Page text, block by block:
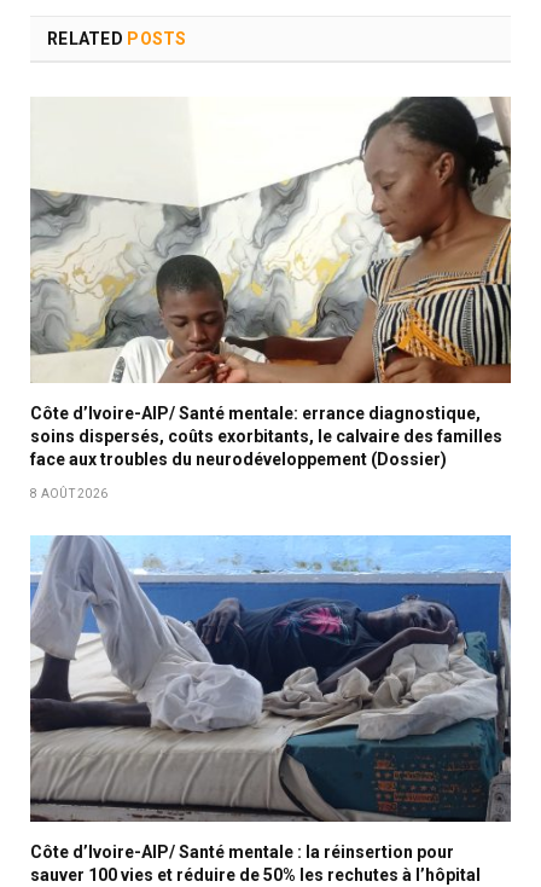
RELATED POSTS
Côte d’Ivoire-AIP/ Santé mentale: errance diagnostique,
soins dispersés, coûts exorbitants, le calvaire des familles
face aux troubles du neurodéveloppement (Dossier)
8 AOÛT 2026
Côte d’Ivoire-AIP/ Santé mentale : la réinsertion pour
sauver 100 vies et réduire de 50% les rechutes à l’hôpital